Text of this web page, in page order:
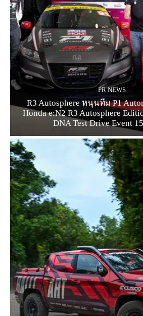
PR NEWS
R3 Autosphere หนุนทีม P1
Honda e:N2 R3 Autosphere
DNA Test Drive Event